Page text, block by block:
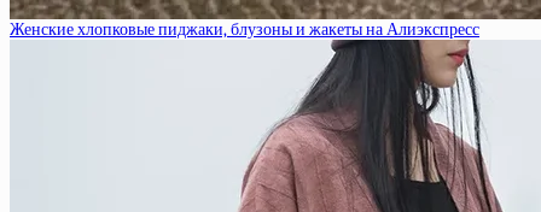
Женские хлопковые пиджаки, блузоны и жакеты на Алиэкспресс